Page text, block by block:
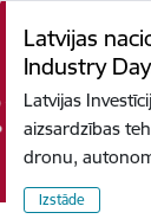
Latvijas
Industry
Latvijas
aizsardzības
dronu,
Izstāde